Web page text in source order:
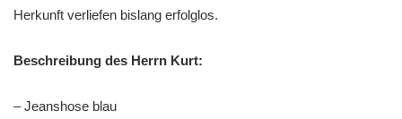
Herkunft verliefen bislang erfolglos.
Beschreibung des Herrn Kurt:
– Jeanshose blau